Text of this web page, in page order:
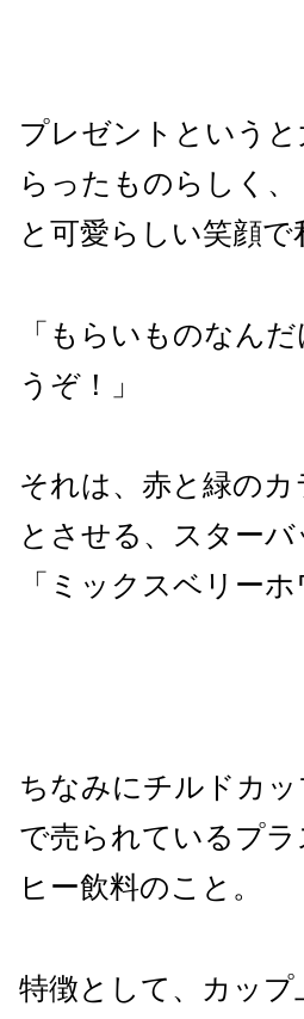
プレゼントという
らったものらしく
と可愛らしい笑顔
「もらいものなん
うぞ！」
それは、赤と緑の
とさせる、スター
「ミックスベリー
ちなみにチルドカ
で売られているプ
ヒー飲料のこと。
特徴として、カッ